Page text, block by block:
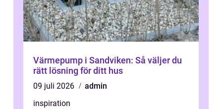
Värmepump i Sandviken: Så väljer du
rätt lösning för ditt hus
09 juli 2026
admin
inspiration